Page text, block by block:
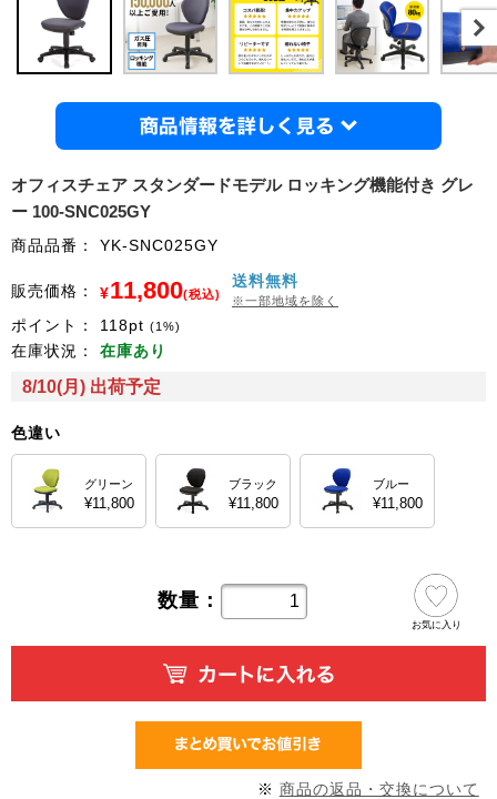
オフィスチェア スタンダードモデル ロッキング機能付き グレ
ー 100-SNC025GY
商品品番： YK-SNC025GY
販売価格： ¥11,800(税込)
送料無料
※一部地域を除く
ポイント： 118pt (1%)
在庫状況： 在庫あり
8/10(月) 出荷予定
色違い
グリーン
¥11,800
ブラック
¥11,800
ブルー
¥11,800
数量：
お気に入り
※ 商品の返品・交換について